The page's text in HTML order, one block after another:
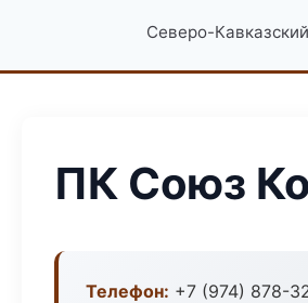
Северо-
ПК Союз
Телефон: +7 (974) 878-